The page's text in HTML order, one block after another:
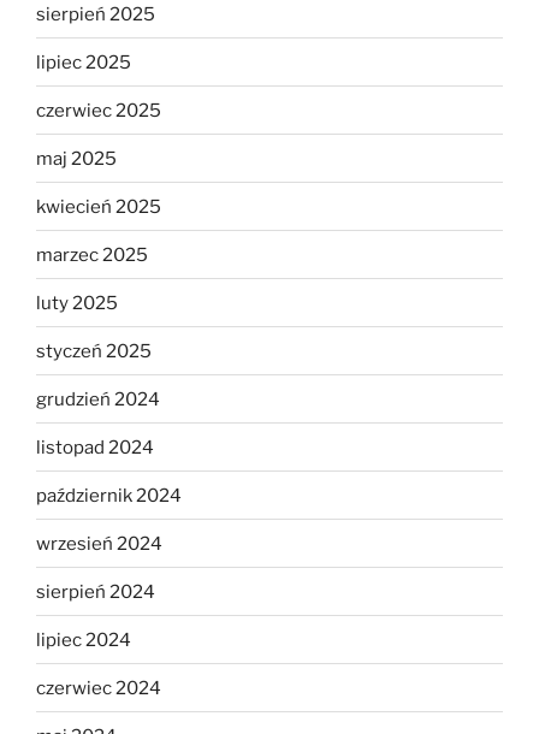
sierpień 2025
lipiec 2025
czerwiec 2025
maj 2025
kwiecień 2025
marzec 2025
luty 2025
styczeń 2025
grudzień 2024
listopad 2024
październik 2024
wrzesień 2024
sierpień 2024
lipiec 2024
czerwiec 2024